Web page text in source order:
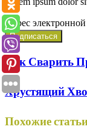
Адрес
Как Сварить
Хрустящий
Похожие